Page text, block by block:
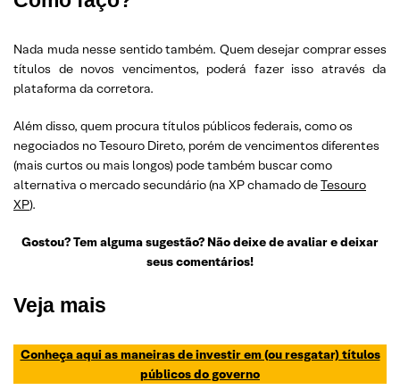
Nada muda nesse sentido também. Quem desejar comprar esses
títulos de novos vencimentos, poderá fazer isso através da
plataforma da corretora.
Além disso, quem procura títulos públicos federais, como os
negociados no Tesouro Direto, porém de vencimentos diferentes
(mais curtos ou mais longos) pode também buscar como
alternativa o mercado secundário (na XP chamado deTesouro
XP).
Gostou? Tem alguma sugestão? Não deixe de avaliar e deixar
seus comentários!
Veja mais
Conheça aqui as maneiras de investir em (ou resgatar) títulos
públicos do governo